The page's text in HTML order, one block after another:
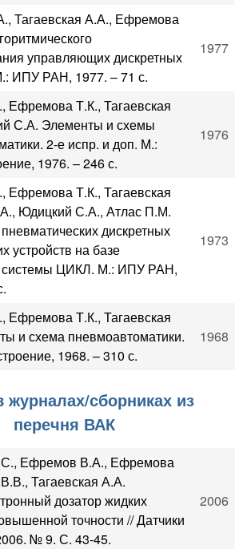
Тагаевская А.А., Ефремова
управляющих дискретных
ИПУ РАН, 1977. – 71 с.
1977
Ефремова Т.К., Тагаевская
С.А. Элементы и схемы
2-е испр. и доп. М.:
1976. – 246 с.
1976
Ефремова Т.К., Тагаевская
Юдицкий С.А., Атлас П.М.
дискретных
устройств на базе
системы ЦИКЛ. М.: ИПУ РАН,
1973
Ефремова Т.К., Тагаевская
и схема пневмоавтоматики.
1968. – 310 с.
1968
журналах/сборниках из
перечня ВАК
Ефремов В.А., Ефремова
Тагаевская А.А.
дозатор жидких
точности // Датчики
№ 9. С. 43-45.
2006